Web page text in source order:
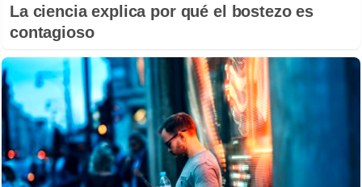
La ciencia explica por qué el bostezo es
contagioso